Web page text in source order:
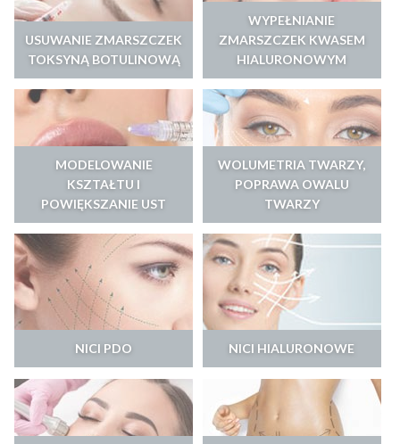
USUWANIE ZMARSZCZEK
TOKSYNĄ BOTULINOWĄ
WYPEŁNIANIE
ZMARSZCZEK KWASEM
HIALURONOWYM
MODELOWANIE
KSZTAŁTU I
POWIĘKSZANIE UST
WOLUMETRIA TWARZY,
POPRAWA OWALU
TWARZY
NICI PDO NICI HIALURONOWE